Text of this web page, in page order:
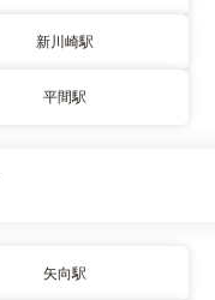
新川崎駅
平間駅
矢向駅